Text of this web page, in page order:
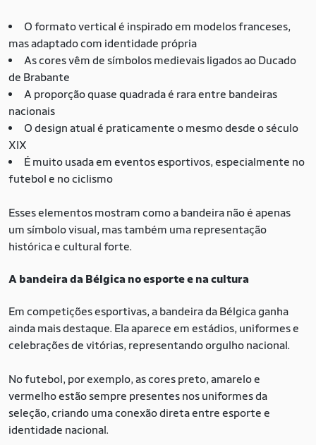
O formato vertical é inspirado em modelos franceses,
mas adaptado com identidade própria
As cores vêm de símbolos medievais ligados ao Ducado
de Brabante
A proporção quase quadrada é rara entre bandeiras
nacionais
O design atual é praticamente o mesmo desde o século
XIX
É muito usada em eventos esportivos, especialmente no
futebol e no ciclismo
Esses elementos mostram como a bandeira não é apenas
um símbolo visual, mas também uma representação
histórica e cultural forte.
A bandeira da Bélgica no esporte e na cultura
Em competições esportivas, a bandeira da Bélgica ganha
ainda mais destaque. Ela aparece em estádios, uniformes e
celebrações de vitórias, representando orgulho nacional.
No futebol, por exemplo, as cores preto, amarelo e
vermelho estão sempre presentes nos uniformes da
seleção, criando uma conexão direta entre esporte e
identidade nacional.